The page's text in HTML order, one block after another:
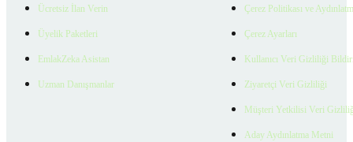
Ücretsiz İlan Verin
Üyelik Paketleri
EmlakZeka Asistan
Uzman Danışmanlar
Çerez Politikası ve
Çerez Ayarları
Kullanıcı Veri Gizliliği
Ziyaretçi Veri Gizliliği
Müşteri Yetkilisi Veri
Aday Aydınlatma Metni